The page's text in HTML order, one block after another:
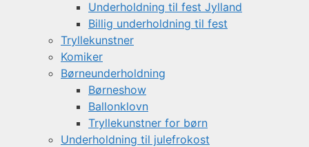
Underholdning til fest Jylland
Billig underholdning til fest
Tryllekunstner
Komiker
Børneunderholdning
Børneshow
Ballonklovn
Tryllekunstner for børn
Underholdning til julefrokost